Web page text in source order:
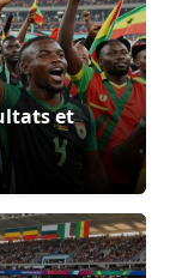
et